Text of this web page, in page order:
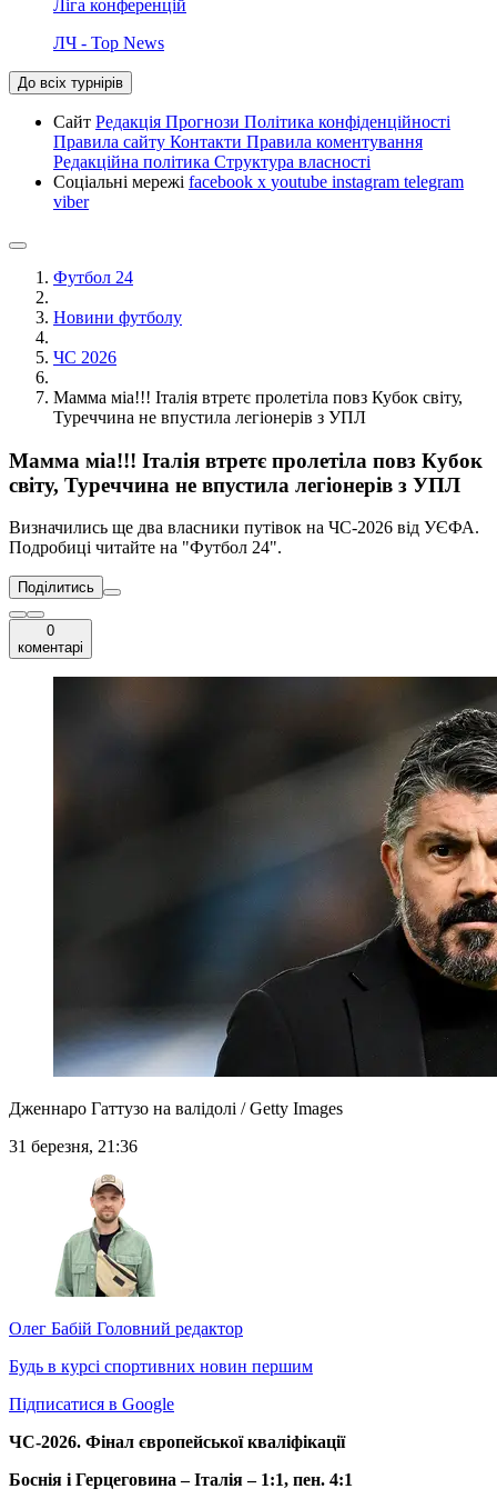
Ліга конференцій
ЛЧ - Top News
До всіх турнірів
Сайт Редакція Прогнози Політика конфіденційності
Правила сайту Контакти Правила коментування
Редакційна політика Структура власності
Соціальні мережі facebook x youtube instagram telegram
viber
Футбол 24
Новини футболу
ЧС 2026
Мамма міа!!! Італія втретє пролетіла повз Кубок світу,
Туреччина не впустила легіонерів з УПЛ
Мамма міа!!! Італія втретє пролетіла повз Кубок
світу, Туреччина не впустила легіонерів з УПЛ
Визначились ще два власники путівок на ЧС-2026 від УЄФА.
Подробиці читайте на "Футбол 24".
Поділитись
0
коментарі
Дженнаро Гаттузо на валідолі / Getty Images
31 березня, 21:36
Олег Бабій Головний редактор
Будь в курсі спортивних новин першим
Підписатися в Google
ЧС-2026. Фінал європейської кваліфікації
Боснія і Герцеговина – Італія – 1:1, пен. 4:1